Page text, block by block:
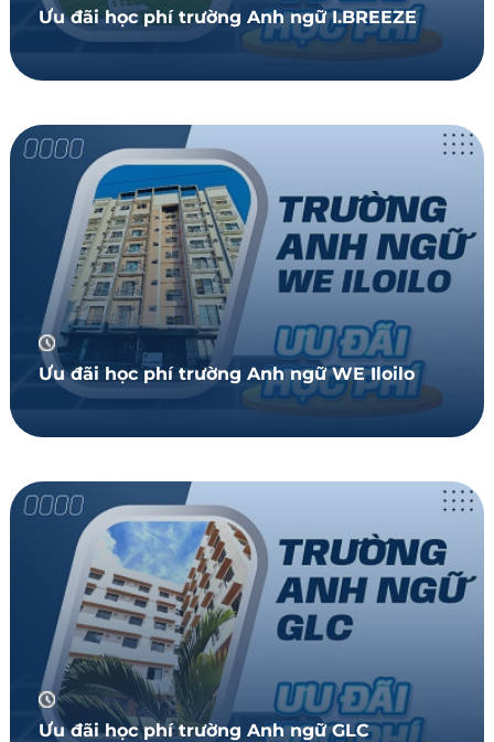
Ưu đãi học phí trường Anh ngữ I.BREEZE
Ưu đãi học phí trường Anh ngữ WE Iloilo
Ưu đãi học phí trường Anh ngữ GLC